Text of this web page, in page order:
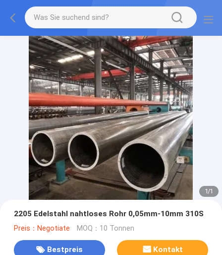
1/1
2205 Edelstahl nahtloses Rohr 0,05mm-10mm 310S
Preis：Negotiate MOQ：10 Tonnen
Bestpreis Kontakt